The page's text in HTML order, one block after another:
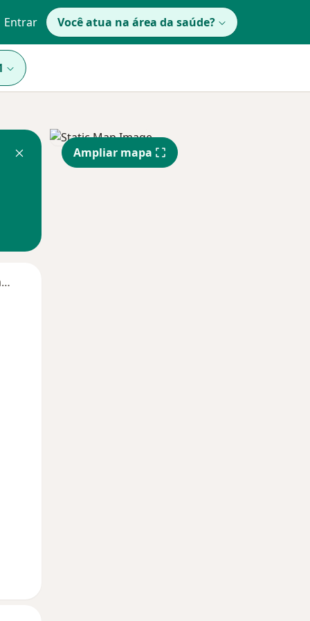
Entrar Você atua na área da saúde?
Segunda-feira
Ampliar mapa